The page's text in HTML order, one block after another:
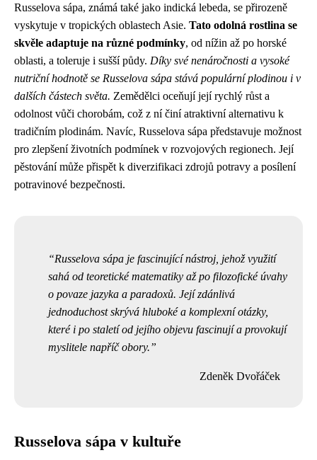
Russelova sápa, známá také jako indická lebeda, se přirozeně
vyskytuje v tropických oblastech Asie. Tato odolná rostlina se
skvěle adaptuje na různé podmínky, od nížin až po horské
oblasti, a toleruje i sušší půdy. Díky své nenáročnosti a vysoké
nutriční hodnotě se Russelova sápa stává populární plodinou i v
dalších částech světa. Zemědělci oceňují její rychlý růst a
odolnost vůči chorobám, což z ní činí atraktivní alternativu k
tradičním plodinám. Navíc, Russelova sápa představuje možnost
pro zlepšení životních podmínek v rozvojových regionech. Její
pěstování může přispět k diverzifikaci zdrojů potravy a posílení
potravinové bezpečnosti.
Russelova sápa je fascinující nástroj, jehož využití
sahá od teoretické matematiky až po filozofické úvahy
o povaze jazyka a paradoxů. Její zdánlivá
jednoduchost skrývá hluboké a komplexní otázky,
které i po staletí od jejího objevu fascinují a provokují
myslitele napříč obory.
Zdeněk Dvořáček
Russelova sápa v kultuře